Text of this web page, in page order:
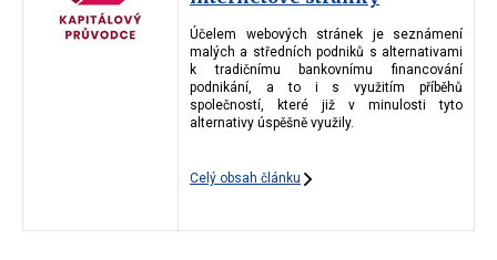
Účelem webových stránek je seznámení
malých a středních podniků s alternativami
k tradičnímu bankovnímu financování
podnikání, a to i s využitím příběhů
společností, které již v minulosti tyto
alternativy úspěšně využily.
Celý obsah článku